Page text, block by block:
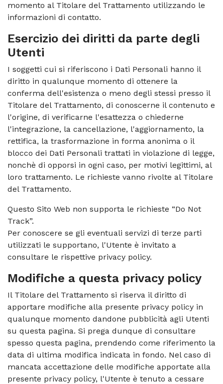
momento al Titolare del Trattamento utilizzando le
informazioni di contatto.
Esercizio dei diritti da parte degli
Utenti
I soggetti cui si riferiscono i Dati Personali hanno il
diritto in qualunque momento di ottenere la
conferma dell'esistenza o meno degli stessi presso il
Titolare del Trattamento, di conoscerne il contenuto e
l'origine, di verificarne l'esattezza o chiederne
l'integrazione, la cancellazione, l'aggiornamento, la
rettifica, la trasformazione in forma anonima o il
blocco dei Dati Personali trattati in violazione di legge,
nonchè di opporsi in ogni caso, per motivi legittimi, al
loro trattamento. Le richieste vanno rivolte al Titolare
del Trattamento.
Questo Sito Web non supporta le richieste “Do Not
Track”.
Per conoscere se gli eventuali servizi di terze parti
utilizzati le supportano, l'Utente è invitato a
consultare le rispettive privacy policy.
Modifiche a questa privacy policy
Il Titolare del Trattamento si riserva il diritto di
apportare modifiche alla presente privacy policy in
qualunque momento dandone pubblicità agli Utenti
su questa pagina. Si prega dunque di consultare
spesso questa pagina, prendendo come riferimento la
data di ultima modifica indicata in fondo. Nel caso di
mancata accettazione delle modifiche apportate alla
presente privacy policy, l'Utente è tenuto a cessare